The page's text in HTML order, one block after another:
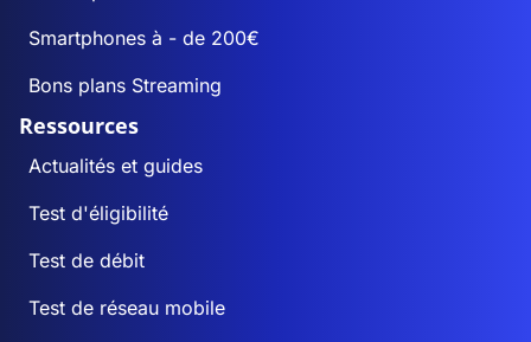
Smartphones à - de 200€
Bons plans Streaming
Ressources
Actualités et guides
Test d'éligibilité
Test de débit
Test de réseau mobile